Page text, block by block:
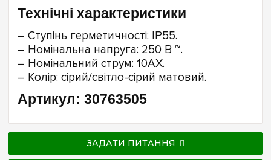
Технічні характеристики
– Ступінь герметичності: IP55.
– Номінальна напруга: 250 В ~.
– Номінальний струм: 10AX.
– Колір: сірий/світло-сірий матовий.
Артикул: 30763505
ЗАДАТИ ПИТАННЯ